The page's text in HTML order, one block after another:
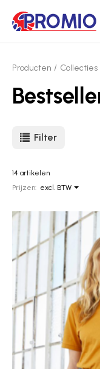
Producten Collecties
Filter
14 artikelen
Prijzen: excl. BTW